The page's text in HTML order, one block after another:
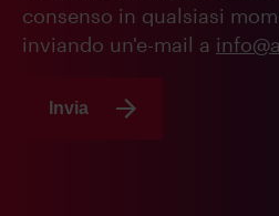
consenso in qualsiasi
inviando un'e-mail a
Invia